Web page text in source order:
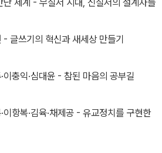
세계 - 무질서 시대, 신질서의 설계자들
글쓰기의 혁신과 새세상 만들기
이충익·심대윤 - 참된 마음의 공부길
항복·김육·채제공 - 유교정치를 구현한